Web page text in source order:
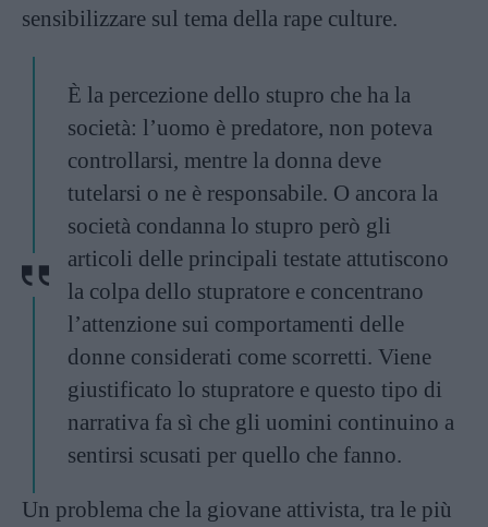
sensibilizzare sul tema della rape culture.
È la percezione dello stupro che ha la
società: l’uomo è predatore, non poteva
controllarsi, mentre la donna deve
tutelarsi o ne è responsabile. O ancora la
società condanna lo stupro però gli
articoli delle principali testate attutiscono
la colpa dello stupratore e concentrano
l’attenzione sui comportamenti delle
donne considerati come scorretti. Viene
giustificato lo stupratore e questo tipo di
narrativa fa sì che gli uomini continuino a
sentirsi scusati per quello che fanno.
Un problema che la giovane attivista, tra le più